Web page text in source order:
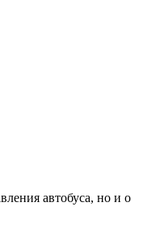
автобуса, но и о